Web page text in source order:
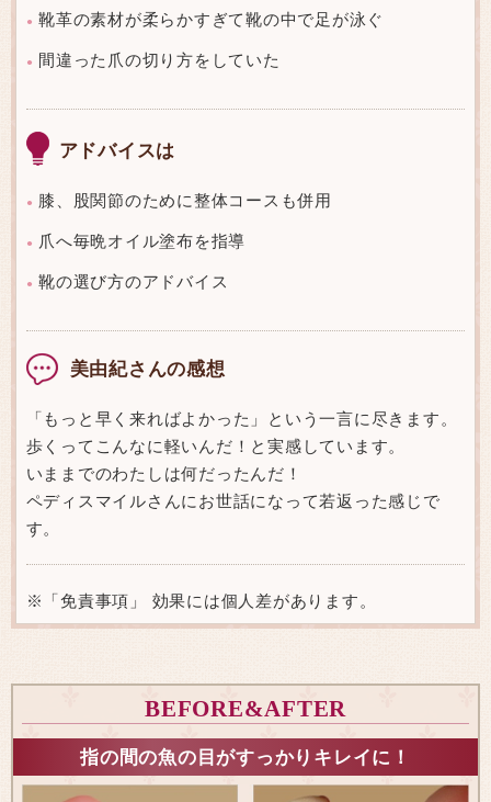
● 靴革の素材が柔らかすぎて靴の中で足が泳ぐ
● 間違った爪の切り方をしていた
アドバイスは
● 膝、股関節のために整体コースも併用
● 爪へ毎晩オイル塗布を指導
● 靴の選び方のアドバイス
美由紀さんの感想
「もっと早く来ればよかった」という一言に尽きます。
歩くってこんなに軽いんだ！と実感しています。
いままでのわたしは何だったんだ！
ペディスマイルさんにお世話になって若返った感じで
す。
※「免責事項」 効果には個人差があります。
BEFORE&AFTER
指の間の魚の目がすっかりキレイに！